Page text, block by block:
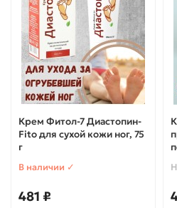
Крем Фитол-7 Диастопин-
Fito для сухой кожи ног, 75
г
В наличии ✓
481 ₽